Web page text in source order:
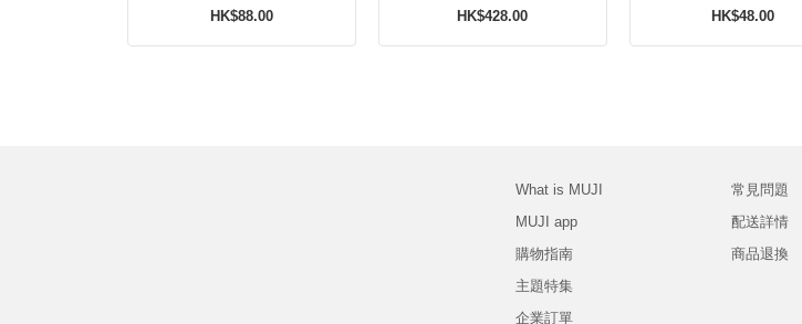
HK$88.00
HK$428.00
HK$48.00
What is MUJI
MUJI app
購物指南
主題特集
企業訂單
常見問題
配送詳情
商品退換